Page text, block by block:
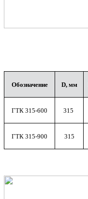
Обозначение D, мм
ГТК 315-600 315
ГТК 315-900 315